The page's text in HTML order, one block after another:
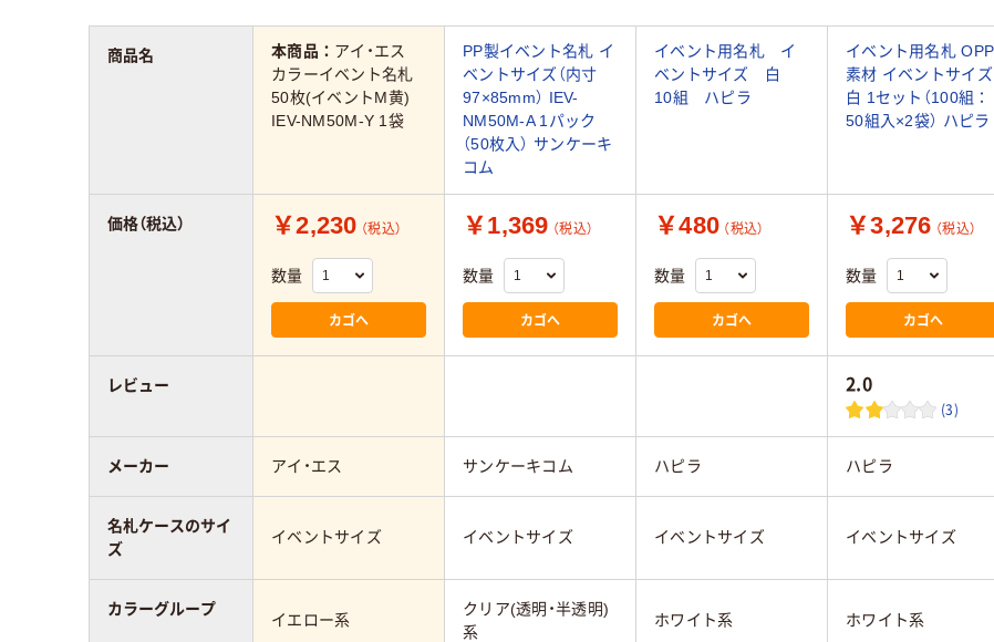
本商品： アイ・エス
カラーイベント名札
50枚(イベントM黄)
IEV-NM50M-Y 1袋
PP製イベント名札 イ
ベントサイズ（内寸
97×85mm） IEV-
NM50M-A 1パック
（50枚入） サンケーキ
コム
イベント用名札 イ
ベントサイズ 白
10組 ハピラ
イベント用名札 OPP
素材 イベントサイズ
白 1セット（100組：
50組入×2袋） ハピラ
￥2,230 （税込）
数量
カゴへ
￥1,369 （税込）
数量
カゴへ
￥480 （税込）
数量
カゴへ
￥3,276 （税込）
数量
カゴへ
2.0
(3)
アイ・エス サンケーキコム ハピラ ハピラ
イベントサイズ イベントサイズ イベントサイズ イベントサイズ
イエロー系
クリア(透明・半透明)
系
ホワイト系 ホワイト系
商品名
価格（税込）
レビュー
メーカー
名札ケースのサイ
ズ
カラーグループ